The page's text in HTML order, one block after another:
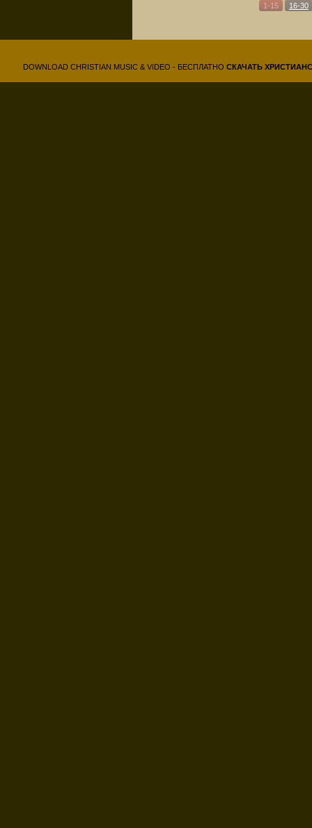
1-15 16-30
DOWNLOAD CHRISTIAN MUSIC & VIDEO - БЕСПЛАТНО СКАЧАТЬ